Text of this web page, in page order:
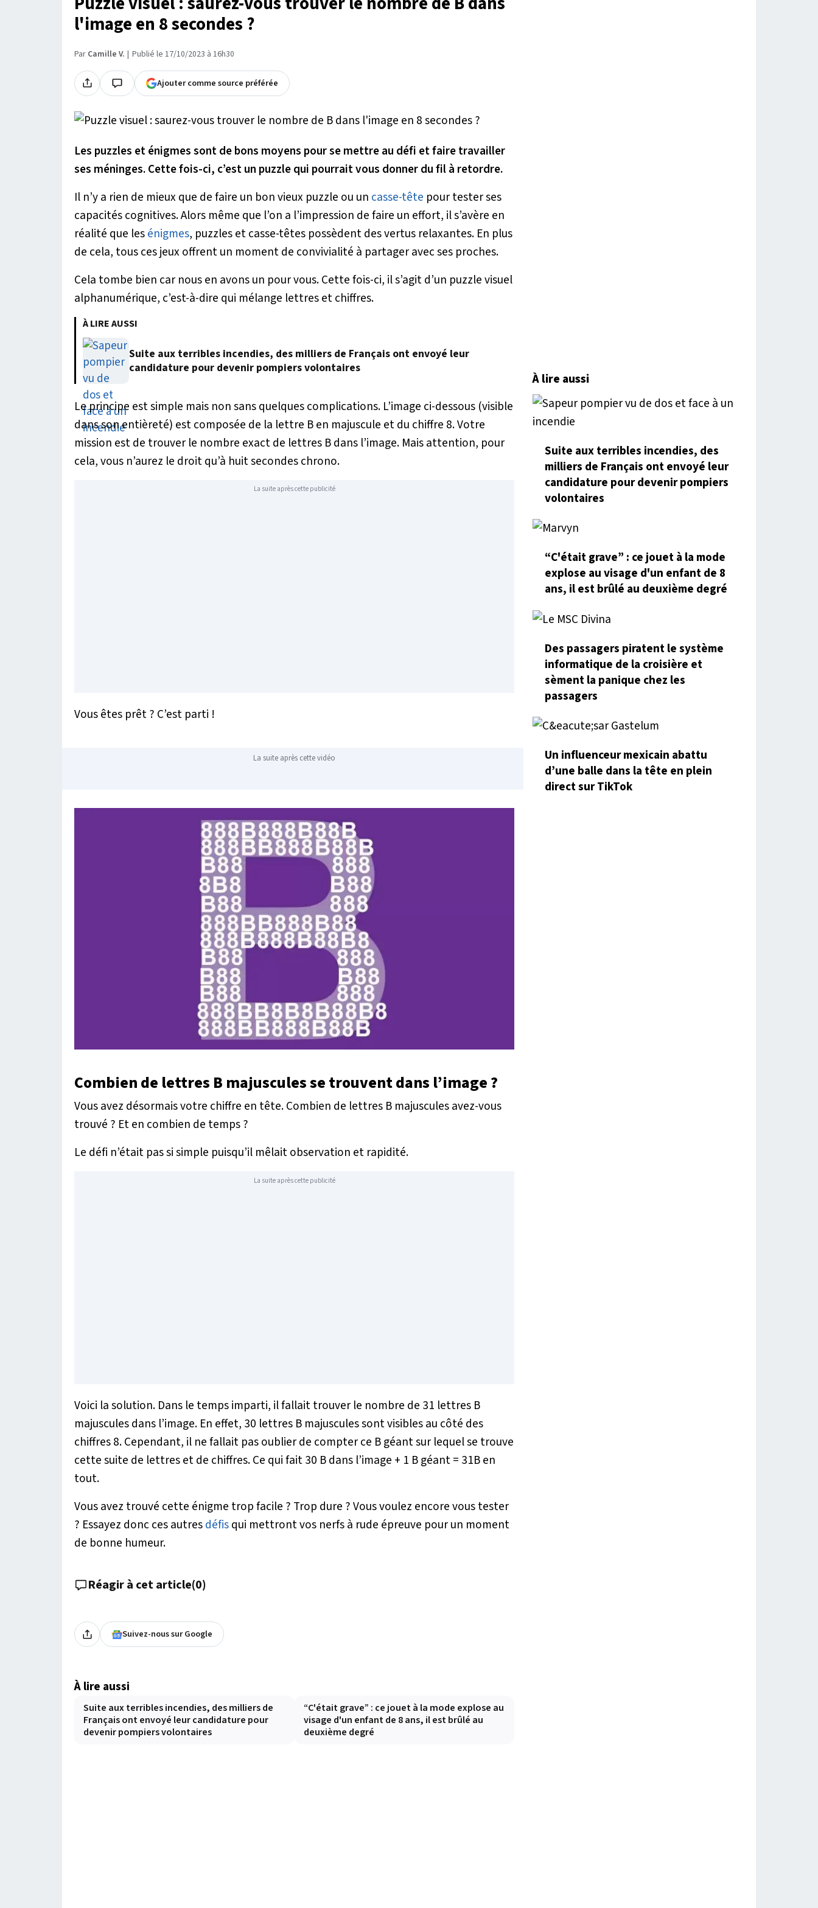
l'image en 8 secondes ?
Par Camille V. Publié le 17/10/2023 à 16h30
Ajouter comme source préférée
Les puzzles et énigmes sont de bons moyens pour se mettre au défi et faire travailler
ses méninges. Cette fois-ci, c’est un puzzle qui pourrait vous donner du fil à retordre.
Il n’y a rien de mieux que de faire un bon vieux puzzle ou un casse-tête pour tester ses
capacités cognitives. Alors même que l’on a l’impression de faire un effort, il s’avère en
réalité que lesénigmes, puzzles et casse-têtes possèdent des vertus relaxantes. En plus
de cela, tous ces jeux offrent un moment de convivialité à partager avec ses proches.
Cela tombe bien car nous en avons un pour vous. Cette fois-ci, il s’agit d’un puzzle visuel
alphanumérique, c’est-à-dire qui mélange lettres et chiffres.
À LIRE AUSSI
Suite aux terribles incendies, des milliers de Français ont envoyé leur
candidature pour devenir pompiers volontaires
Le principe est simple mais non sans quelques complications. L’image ci-dessous (visible
dans son entièreté) est composée de la lettre B en majuscule et du chiffre 8. Votre
mission est de trouver le nombre exact de lettres B dans l’image. Mais attention, pour
cela, vous n’aurez le droit qu’à huit secondes chrono.
La suite après cette publicité
Vous êtes prêt ? C’est parti !
La suite après cette vidéo
Combien de lettres B majuscules se trouvent dans l’image ?
Vous avez désormais votre chiffre en tête. Combien de lettres B majuscules avez-vous
trouvé ? Et en combien de temps ?
Le défi n’était pas si simple puisqu’il mêlait observation et rapidité.
La suite après cette publicité
Voici la solution. Dans le temps imparti, il fallait trouver le nombre de 31 lettres B
majuscules dans l’image. En effet, 30 lettres B majuscules sont visibles au côté des
chiffres 8. Cependant, il ne fallait pas oublier de compter ce B géant sur lequel se trouve
cette suite de lettres et de chiffres. Ce qui fait 30 B dans l’image + 1 B géant = 31B en
tout.
Vous avez trouvé cette énigme trop facile ? Trop dure ? Vous voulez encore vous tester
? Essayez donc ces autresdéfisqui mettront vos nerfs à rude épreuve pour un moment
de bonne humeur.
Réagir à cet article(0)
Suivez-nous sur Google
À lire aussi
Suite aux terribles incendies, des milliers de
Français ont envoyé leur candidature pour
devenir pompiers volontaires
“C'était grave” : ce jouet à la mode explose au
visage d'un enfant de 8 ans, il est brûlé au
deuxième degré
À lire aussi
Suite aux terribles incendies, des
milliers de Français ont envoyé leur
candidature pour devenir pompiers
volontaires
“C'était grave” : ce jouet à la mode
explose au visage d'un enfant de 8
ans, il est brûlé au deuxième degré
Des passagers piratent le système
informatique de la croisière et
sèment la panique chez les
passagers
Un influenceur mexicain abattu
d’une balle dans la tête en plein
direct sur TikTok